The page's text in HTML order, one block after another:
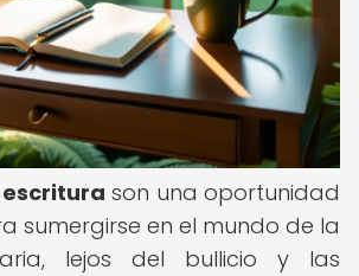
son una oportunidad
sumergirse en el mundo de la
lejos del bullicio y las